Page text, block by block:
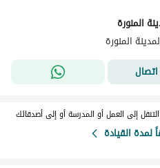
المنورة
المنورة
اتصال
إلى العمل أو المدرسة أو إلى أصدقائك
لمدة القيادة